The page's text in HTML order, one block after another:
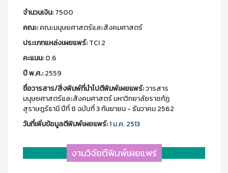
จำนวนเงิน:7500
คณะ:คณะมนุษยศาสตร์และสังคมศาสตร์
ประเภทแหล่งเผยแพร์:TCI 2
คะแนน:0.6
ปี พ.ศ.:2559
ชื่อวารสาร/สิ่งพิมพ์ที่นำไปตีพิมพ์เผยแพร์:วารสาร
มนุษยศาสตร์และสังคมศาสตร์ มหาวิทยาลัยราชภัฏ
สุราษฎร์ธานี ปีที่ 8 ฉบับที่ 3 กันยายน - ธันวาคม 2562
วันที่เพิ่มข้อมูลตีพิมพ์เผยแพร์:1 ม.ค. 2513
งานวิจัยตีพิมพ์เผยแพร่